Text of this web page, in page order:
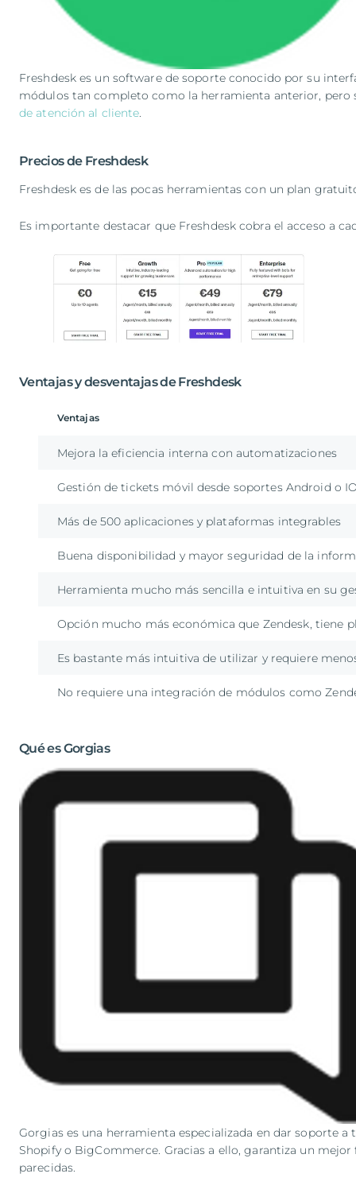
Freshdesk es un software de soporte conocido por su
módulos tan completo como la herramienta anterior,
de atención al cliente.
Precios de Freshdesk
Freshdesk es de las pocas herramientas con un plan
Es importante destacar que Freshdesk cobra el acceso a
Ventajas y desventajas de Freshdesk
Ventajas
Mejora la eficiencia interna con automatizaciones
Gestión de tickets móvil desde soportes Android o
Más de 500 aplicaciones y plataformas integrables
Buena disponibilidad y mayor seguridad de la
Herramienta mucho más sencilla e intuitiva en su
Opción mucho más económica que Zendesk, tiene
Es bastante más intuitiva de utilizar y requiere
No requiere una integración de módulos como
Qué es Gorgias
Gorgias es una herramienta especializada en dar soporte
Shopify o BigCommerce. Gracias a ello, garantiza un
parecidas.